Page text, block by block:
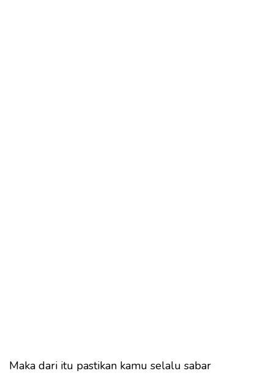
Maka dari itu pastikan kamu selalu sabar